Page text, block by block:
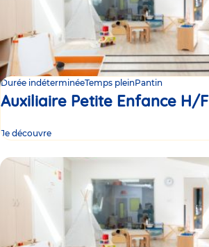
Durée indéterminéeTemps pleinPantin
Auxiliaire Petite Enfance H/F
Je découvre